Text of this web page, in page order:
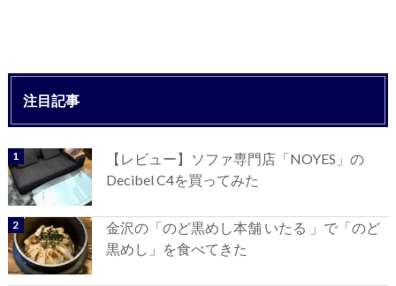
注目記事
【レビュー】ソファ専門店「NOYES」の
Decibel C4を買ってみた
金沢の「のど黒めし本舗 いたる 」で「のど
黒めし」を食べてきた